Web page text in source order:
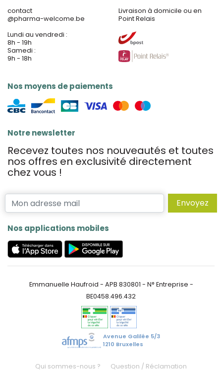
contact
@pharma-welcome.be
Lundi au vendredi :
8h - 19h
Samedi :
9h - 18h
Nos moyens de paiements
Livraison à domicile ou en
Point Relais
Notre newsletter
Recevez toutes nos nouveautés et toutes
nos offres en exclusivité directement
chez vous !
Envoyez
Nos applications mobiles
Emmanuelle Haufroid - APB 830801 - N° Entreprise -
BE0458.496.432
Avenue Galilée 5/3
1210 Bruxelles
Qui sommes-nous ? Question / Réclamation